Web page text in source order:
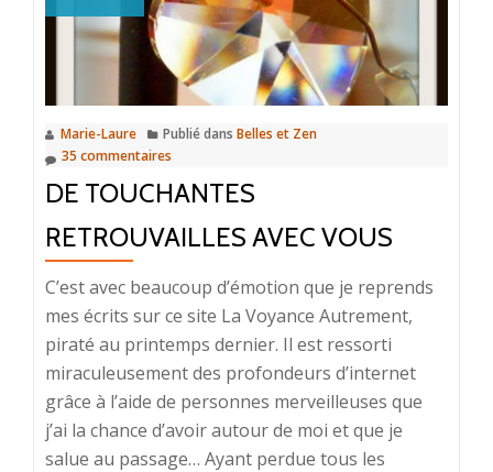
Marie-Laure Publié dans Belles et Zen
35 commentaires
DE TOUCHANTES
RETROUVAILLES AVEC VOUS
C’est avec beaucoup d’émotion que je reprends
mes écrits sur ce site La Voyance Autrement,
piraté au printemps dernier. Il est ressorti
miraculeusement des profondeurs d’internet
grâce à l’aide de personnes merveilleuses que
j’ai la chance d’avoir autour de moi et que je
salue au passage… Ayant perdue tous les